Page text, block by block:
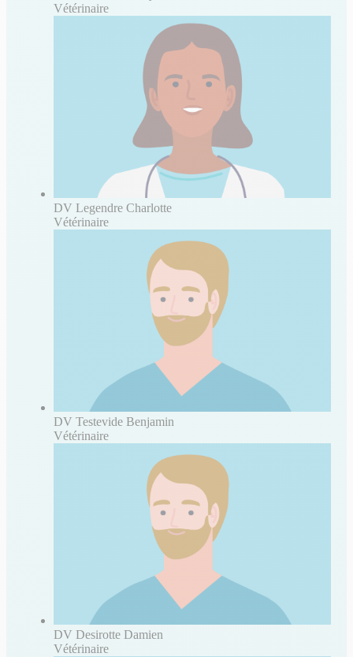
Vétérinaire
DV Legendre Charlotte
Vétérinaire
DV Testevide Benjamin
Vétérinaire
DV Desirotte Damien
Vétérinaire